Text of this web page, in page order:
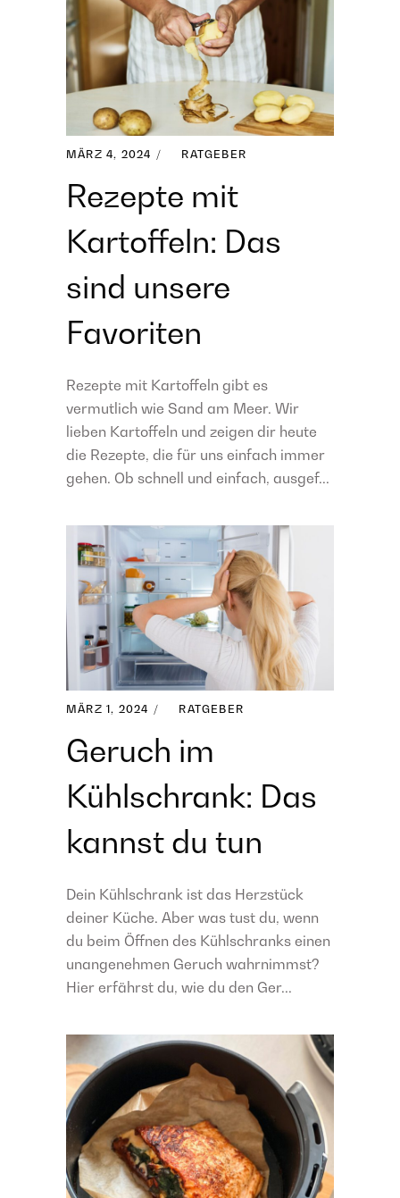
MÄRZ 4, 2024 RATGEBER
Rezepte mit
Kartoffeln: Das
sind unsere
Favoriten
Rezepte mit Kartoffeln gibt es
vermutlich wie Sand am Meer. Wir
lieben Kartoffeln und zeigen dir heute
die Rezepte, die für uns einfach immer
gehen. Ob schnell und einfach, ausgef...
MÄRZ 1, 2024 RATGEBER
Geruch im
Kühlschrank: Das
kannst du tun
Dein Kühlschrank ist das Herzstück
deiner Küche. Aber was tust du, wenn
du beim Öffnen des Kühlschranks einen
unangenehmen Geruch wahrnimmst?
Hier erfährst du, wie du den Ger...